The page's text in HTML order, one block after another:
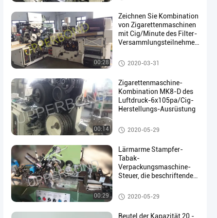
00:28
Zeichnen Sie Kombination
von Zigarettenmaschinen
mit Cig/Minute des Filter-
Versammlungsteilnehmer-
Cigarette Making Machines
2020-03-31
00:14
Zigarettenmaschine-
Kombination MK8-D des
Luftdruck-6x105pa/Cig-
Herstellungs-Ausrüstung
Cigarette Making Machines
2020-05-29
00:29
Lärmarme Stampfer-
Tabak-
Verpackungsmaschine-
Steuer, die beschriftenden
Tabak-Verpackungsmaschine
2020-05-29
Beutel der Kapazität 20 -